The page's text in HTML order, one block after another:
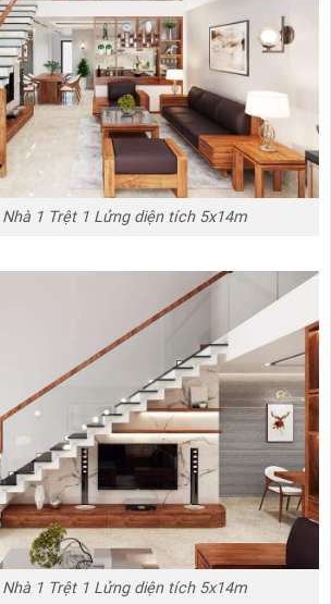
1 Trệt 1 Lửng diện tích 5x14m
1 Trệt 1 Lửng diện tích 5x14m